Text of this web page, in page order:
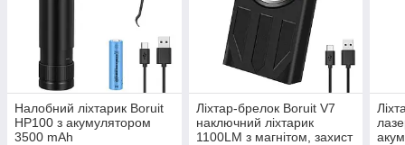
Налобний ліхтарик Boruit
HP100 з акумулятором
3500 mAh
Ліхтар-брелок Boruit V7
наключний ліхтарик
1100LM з магнітом, захист